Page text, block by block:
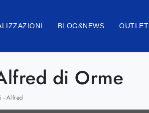
BLOG&NEWS OUTLET
di Orme
-Alfred